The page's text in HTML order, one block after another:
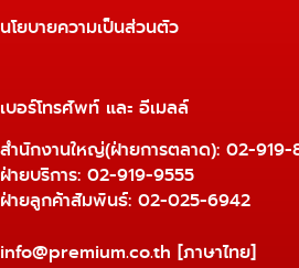
นโยบายความเป็นส่วนตัว
เบอร์โทรศัพท์ และ อีเมลล์
สำนักงานใหญ่(ฝ่ายการตลาด): 02-
ฝ่ายบริการ: 02-919-9555
ฝ่ายลูกค้าสัมพันธ์: 02-025-6942
info@premium.co.th [ภาษาไทย]